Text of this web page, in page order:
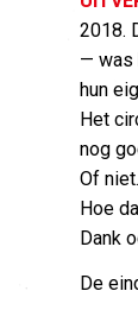
2018.
— was
hun
Het
nog
Of niet.
Hoe
Dank
De